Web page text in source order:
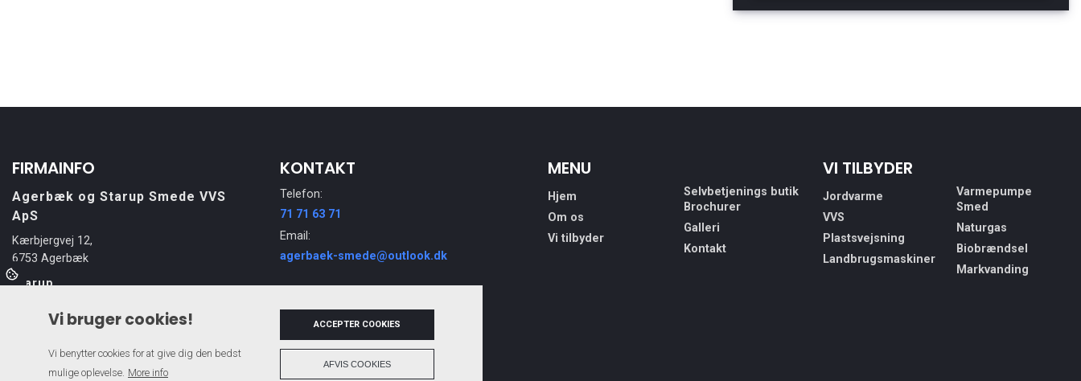
FIRMAINFO
Agerbæk og Starup Smede VVS
ApS
Kærbjergvej 12,
6753 Agerbæk
Starup
Smedegade 2b, 7200 Grindsted
KONTAKT
Telefon:
71 71 63 71
Email:
agerbaek-smede@outlook.dk
MENU
Hjem
Om os
Vi tilbyder
Selvbetjenings butik
Brochurer
Galleri
Kontakt
VI TILBYDER
Jordvarme
VVS
Plastsvejsning
Landbrugsmaskiner
Varmepumpe
Smed
Naturgas
Biobrændsel
Markvanding
Vi bruger cookies!
Vi benytter cookies for at give dig den bedst
mulige oplevelse. More info
ACCEPTER COOKIES
AFVIS COOKIES